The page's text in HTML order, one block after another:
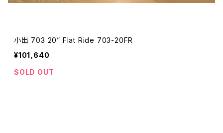
小出 703 20” Flat Ride 703-20FR
¥101,640
SOLD OUT